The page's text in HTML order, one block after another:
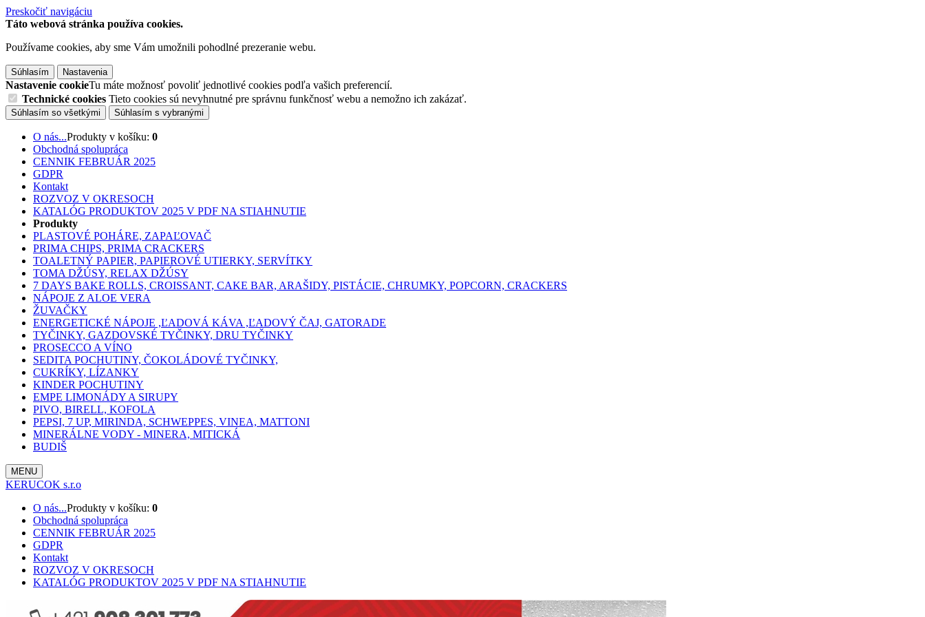
Preskočiť navigáciu
Táto webová stránka používa cookies.
Používame cookies, aby sme Vám umožnili pohodlné prezeranie webu.
Súhlasím Nastavenia
Nastavenie cookieTu máte možnosť povoliť jednotlivé cookies podľa vašich preferencií.
Technické cookies Tieto cookies sú nevyhnutné pre správnu funkčnosť webu a nemožno ich zakázať.
Súhlasím so všetkými Súhlasím s vybranými
O nás...Produkty v košíku: 0
Obchodná spolupráca
CENNIK FEBRUÁR 2025
GDPR
Kontakt
ROZVOZ V OKRESOCH
KATALÓG PRODUKTOV 2025 V PDF NA STIAHNUTIE
Produkty
PLASTOVÉ POHÁRE, ZAPAĽOVAČ
PRIMA CHIPS, PRIMA CRACKERS
TOALETNÝ PAPIER, PAPIEROVÉ UTIERKY, SERVÍTKY
TOMA DŽÚSY, RELAX DŽÚSY
7 DAYS BAKE ROLLS, CROISSANT, CAKE BAR, ARAŠIDY, PISTÁCIE, CHRUMKY, POPCORN, CRACKERS
NÁPOJE Z ALOE VERA
ŽUVAČKY
ENERGETICKÉ NÁPOJE ,ĽADOVÁ KÁVA ,ĽADOVÝ ČAJ, GATORADE
TYČINKY, GAZDOVSKÉ TYČINKY, DRU TYČINKY
PROSECCO A VÍNO
SEDITA POCHUTINY, ČOKOLÁDOVÉ TYČINKY,
CUKRÍKY, LÍZANKY
KINDER POCHUTINY
EMPE LIMONÁDY A SIRUPY
PIVO, BIRELL, KOFOLA
PEPSI, 7 UP, MIRINDA, SCHWEPPES, VINEA, MATTONI
MINERÁLNE VODY - MINERA, MITICKÁ
BUDIŠ
MENU
KERUCOK s.r.o
O nás...Produkty v košíku: 0
Obchodná spolupráca
CENNIK FEBRUÁR 2025
GDPR
Kontakt
ROZVOZ V OKRESOCH
KATALÓG PRODUKTOV 2025 V PDF NA STIAHNUTIE